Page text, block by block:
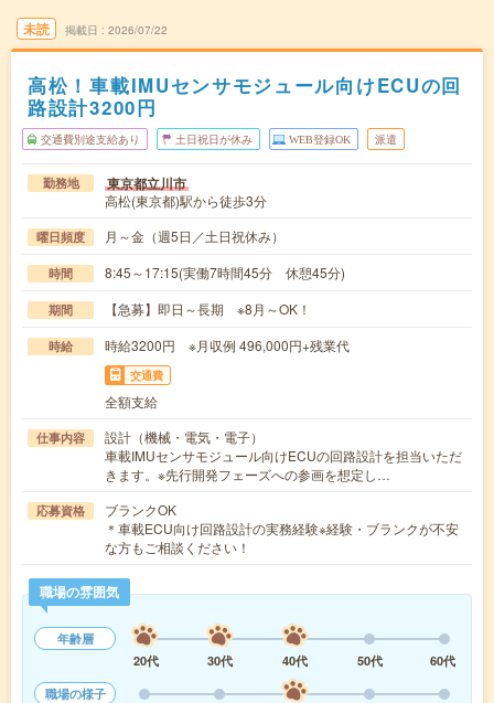
未読 掲載日 2026/07/22
高松！車載IMUセンサモジュール向けECUの回
路設計3200円
交通費別途支給あり 土日祝日が休み WEB登録OK 派遣
勤務地 東京都立川市
高松(東京都)駅から徒歩3分
曜日頻度 月～金（週5日／土日祝休み）
時間 8:45～17:15(実働7時間45分 休憩45分)
期間 【急募】即日～長期 ※8月～OK！
時給 時給3200円 ※月収例 496,000円+残業代
交通費
全額支給
仕事内容
設計（機械・電気・電子）
車載IMUセンサモジュール向けECUの回路設計を担当いただ
きます。※先行開発フェーズへの参画を想定し…
応募資格
ブランクOK
＊車載ECU向け回路設計の実務経験※経験・ブランクが不安
な方もご相談ください！
職場の雰囲気
年齢層
20代
30代 40代 50代
60代
職場の様子